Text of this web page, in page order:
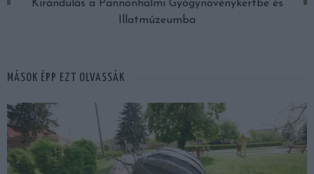
Kirándulás a Pannonhalmi Gyógynövénykertbe és
Illatmúzeumba
MÁSOK ÉPP EZT OLVASSÁK